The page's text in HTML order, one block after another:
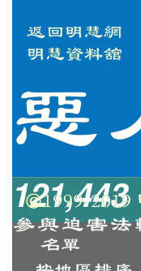
121,443